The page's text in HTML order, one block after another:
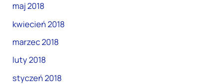
maj 2018
kwiecień 2018
marzec 2018
luty 2018
styczeń 2018